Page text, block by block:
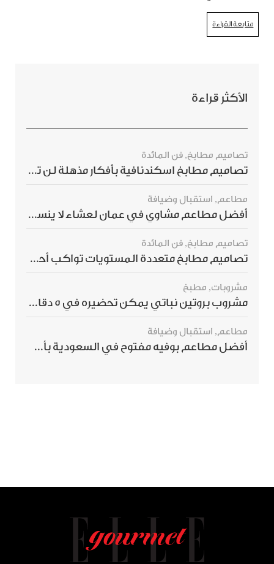
متابعة القراءة
الأكثر قراءة
تصاميم مطابخ, فن المائدة
تصاميم مطابخ اسكندنافية بأفكار مذهلة لن ترغبي بتفويتها
مطاعم, استقبال وضيافة
أفضل مطاعم مشاوي في عمان لعشاء لا ينسى
تصاميم مطابخ, فن المائدة
تصاميم مطابخ متعددة المستويات تواكب أحدث صيحات الديكور العالمي
مشروبات, مطبخ
مشروب بروتين نباتي يمكن تحضيره في 5 دقائق ويمنحك شعورًا بالشبع
مطاعم, استقبال وضيافة
أفضل مطاعم بوفيه مفتوح في السعودية بأسعار تناسب الجميع